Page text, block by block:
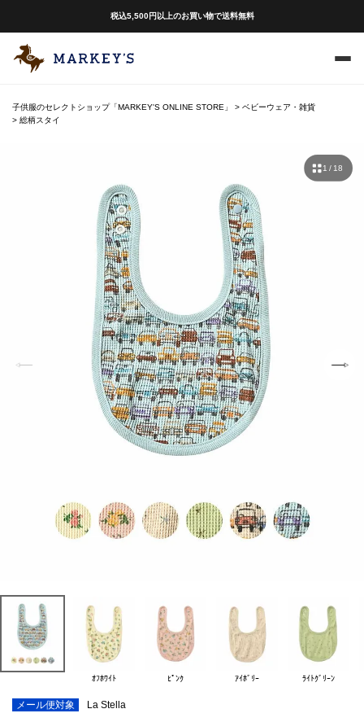
税込5,500円以上のお買い物で送料無料
子供服のセレクトショップ「MARKEY'S ONLINE STORE」
ベビーウェア・雑貨
総柄スタイ
ｵﾌﾎﾜｲﾄ ﾋﾟﾝｸ ｱｲﾎﾞﾘｰ ﾗｲﾄｸﾞﾘｰﾝ
1 / 18
メール便対象 La Stella